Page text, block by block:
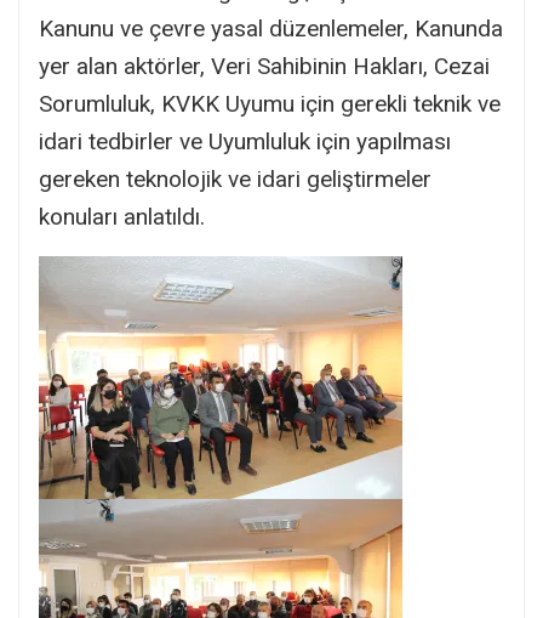
Kanunu ve çevre yasal düzenlemeler, Kanunda
yer alan aktörler, Veri Sahibinin Hakları, Cezai
Sorumluluk, KVKK Uyumu için gerekli teknik ve
idari tedbirler ve Uyumluluk için yapılması
gereken teknolojik ve idari geliştirmeler
konuları anlatıldı.